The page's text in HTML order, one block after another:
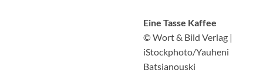
Eine Tasse Kaffee
© Wort & Bild Verlag |
iStockphoto/Yauheni
Batsianouski